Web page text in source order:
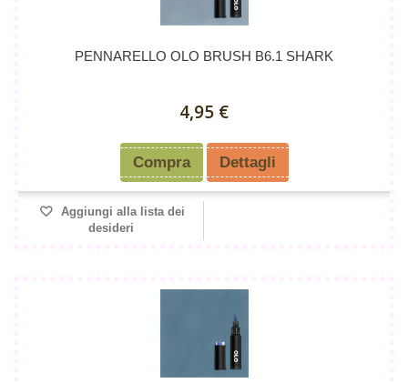
PENNARELLO OLO BRUSH B6.1 SHARK
4,95 €
Compra Dettagli
Aggiungi alla lista dei
desideri